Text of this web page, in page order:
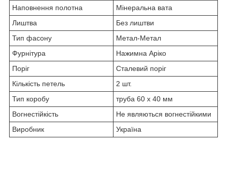
Наповнення полотна
Мінеральна вата
Лиштва
Без лиштви
Тип фасону
Метал-Метал
Фурнітура
Нажимна Аріко
Поріг
Сталевий поріг
Кількість петель
2 шт.
Тип коробу
труба 60 х 40 мм
Вогнестійкість
Не являються вогнестійкими
Виробник
Україна